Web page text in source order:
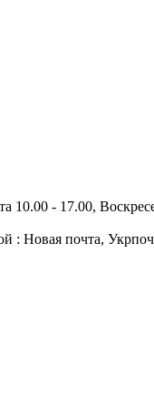
10.00 - 17.00,
: Новая почта,